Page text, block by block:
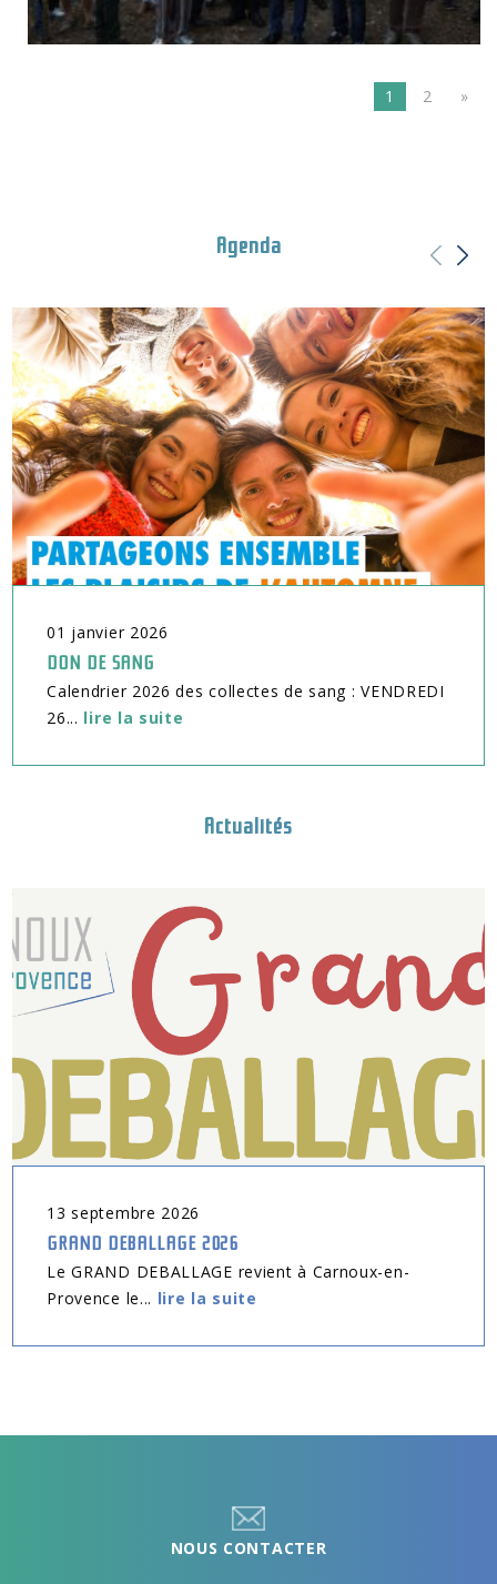
1 2 »
Agenda
01 janvier 2026
DON DE SANG
Calendrier 2026 des collectes de sang : VENDREDI
26... lire la suite
Actualités
13 septembre 2026
GRAND DEBALLAGE 2026
Le GRAND DEBALLAGE revient à Carnoux-en-
Provence le... lire la suite
NOUS CONTACTER